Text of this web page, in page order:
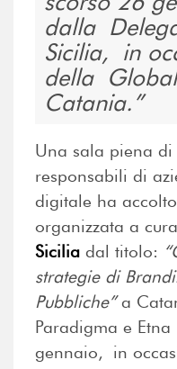
dalla
Sicilia, in
della
Catania.
Una sala piena
responsabili di
digitale ha
organizzata a
Sicilia dal titolo:
strategie di
Pubbliche”a
Paradigma e
gennaio, in